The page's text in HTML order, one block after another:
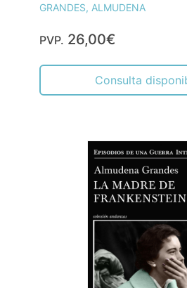
GRANDES, ALMUDENA
PVP. 26,00€
Consulta